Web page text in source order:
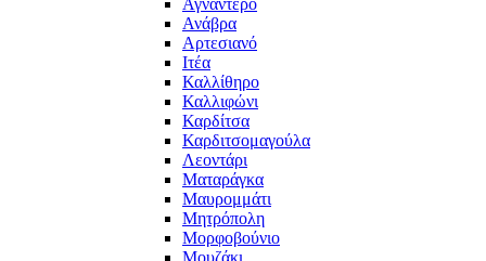
Ανάβρα
Αρτεσιανό
Ιτέα
Καλλίθηρο
Καλλιφώνι
Καρδίτσα
Καρδιτσομαγούλα
Λεοντάρι
Ματαράγκα
Μαυρομμάτι
Μητρόπολη
Μορφοβούνιο
Μουζάκι